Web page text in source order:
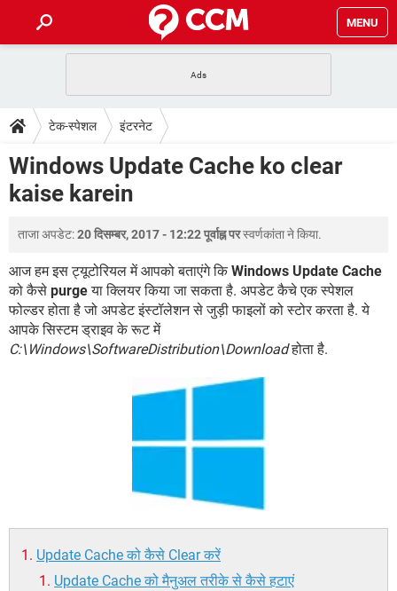
MENU
फोन पर अकाउंट बैलेंस चेक
WhatsApp Hack हो गया? Lucky Patcher यूज करें
टेक-स्पेशल
2020 के फ्री एंटीवायरस
बेस्ट फ्री ऑनलाइन गेम्स
डाउनलोड
Vidmate
FORUM
TikTok Account Freeze हो गया JioPhone में TikTok डाउनलोड
SBI बैंक अकाउंट नंबर पता करें
केबल और कनेक्टर्स कंप्यूटर बस
सीरियल और पैरलल पोर्ट
टेक-स्पेशल इंटरनेट
Windows Update Cache ko clear
kaise karein
ताजा अपडेट:20 दिसम्बर, 2017 - 12:22 पूर्वाह्न परस्वर्णकांताने किया.
आज हम इस ट्यूटोरियल में आपको बताएंगे किWindows Update Cache
को कैसे purgeया क्लियर किया जा सकता है. अपडेट कैचे एक स्पेशल
फोल्डर होता है जो अपडेट इंस्टॉलेशन से जुड़ी फाइलों को स्टोर करता है. ये
आपके सिस्टम ड्राइव के रूट में
C:\Windows\SoftwareDistribution\Downloadहोता है.
Update Cache को कैसे Clear करें
Update Cache को मैनुअल तरीके से कैसे हटाएं